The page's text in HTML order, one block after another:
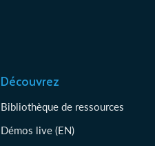
Découvrez
Bibliothèque de ressources
Démos live (EN)